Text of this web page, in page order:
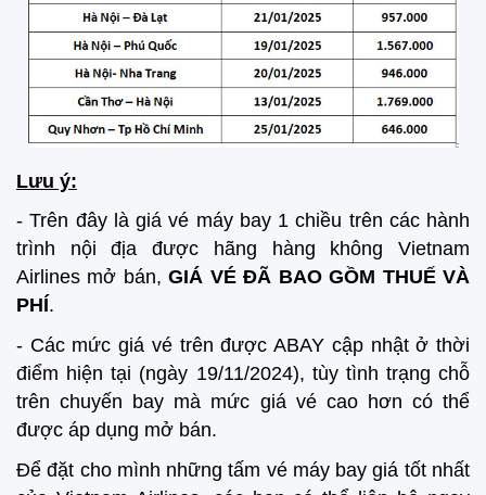
Lưu ý:
- Trên đây là giá vé máy bay 1 chiều trên các hành
trình nội địa được hãng hàng không Vietnam
Airlines mở bán,GIÁ VÉ ĐÃ BAO GỒM THUẾ VÀ
PHÍ.
- Các mức giá vé trên được ABAY cập nhật ở thời
điểm hiện tại (ngày 19/11/2024), tùy tình trạng chỗ
trên chuyến bay mà mức giá vé cao hơn có thể
được áp dụng mở bán.
Để đặt cho mình những tấm vé máy bay giá tốt nhất